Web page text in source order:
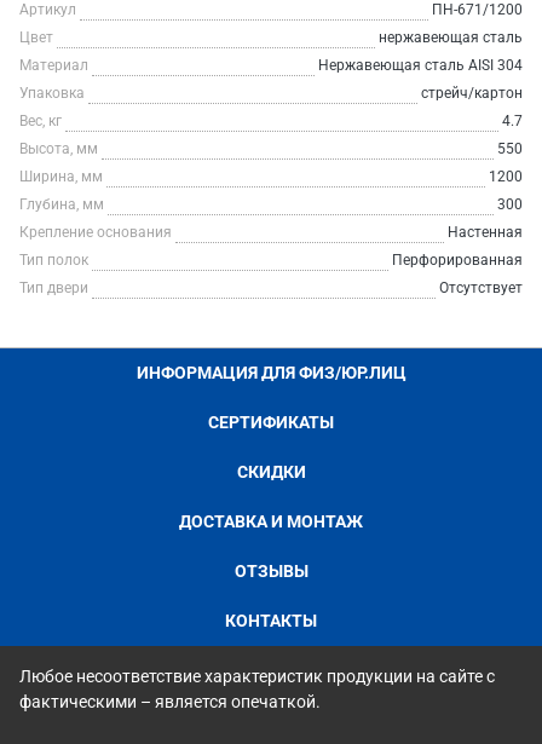
Артикул
ПН-671/1200
Цвет
нержавеющая сталь
Материал
Нержавеющая сталь AISI 304
Упаковка
стрейч/картон
Вес, кг
4.7
Высота, мм
550
Ширина, мм
1200
Глубина, мм
300
Крепление основания
Настенная
Тип полок
Перфорированная
Тип двери
Отсутствует
ИНФОРМАЦИЯ ДЛЯ ФИЗ/ЮР.ЛИЦ
СЕРТИФИКАТЫ
СКИДКИ
ДОСТАВКА И МОНТАЖ
ОТЗЫВЫ
КОНТАКТЫ
Любое несоответствие характеристик продукции на сайте с
фактическими – является опечаткой.